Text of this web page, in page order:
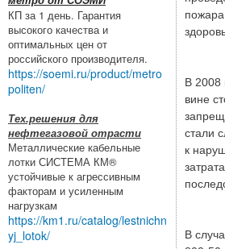
КП за 1 день. Гарантия
высокого качества и
оптимальных цен от
российского производителя.
https://soemi.ru/product/metro
politen/
Тех.решения для
нефтегазовой отрасти
Металлические кабельные
лотки СИСТЕМА КМ®
устойчивые к агрессивным
факторам и усиленным
нагрузкам
https://km1.ru/catalog/lestnichn
yj_lotok/
пожара
В 2008
вине
стали
к
В